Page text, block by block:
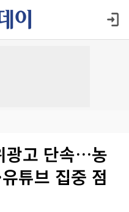
광고 단속…농
튜브 집중 점